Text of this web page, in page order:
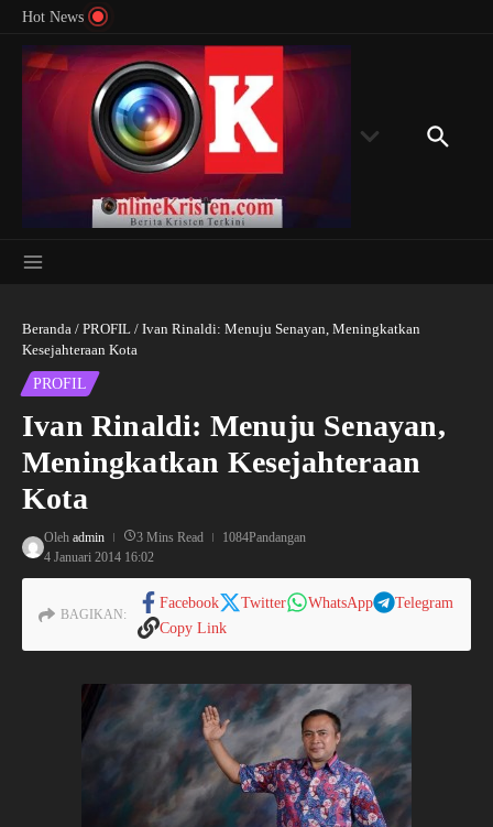
Lewati ke konten
Hot News
Beranda / PROFIL / Ivan Rinaldi: Menuju Senayan, Meningkatkan
Kesejahteraan Kota
PROFIL
Ivan Rinaldi: Menuju Senayan,
Meningkatkan Kesejahteraan
Kota
Oleh admin 3 Mins Read
1084Pandangan
4 Januari 2014 16:02
BAGIKAN:
Facebook Twitter WhatsApp
Telegram
Copy Link